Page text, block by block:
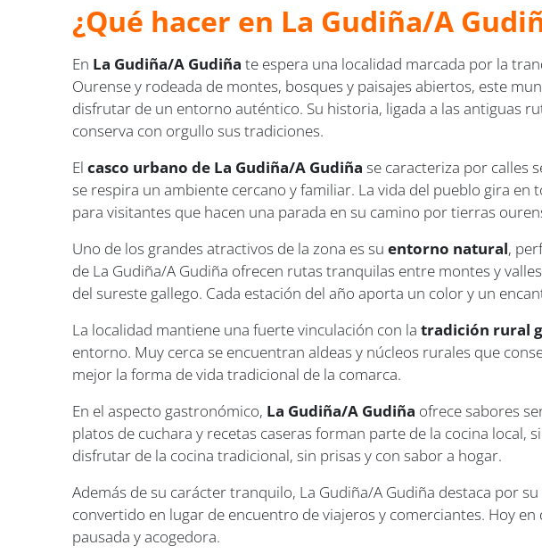
¿Qué hacer en La Gudiña/A
En La Gudiña/A Gudiña te espera una localidad marcada por la
Ourense y rodeada de montes, bosques y paisajes abiertos, este
disfrutar de un entorno auténtico. Su historia, ligada a las antiguas
conserva con orgullo sus tradiciones.
Elcasco urbano de La Gudiña/A Gudiña se caracteriza por calles
se respira un ambiente cercano y familiar. La vida del pueblo gira
para visitantes que hacen una parada en su camino por tierras
Uno de los grandes atractivos de la zona es suentorno natural,
de La Gudiña/A Gudiña ofrecen rutas tranquilas entre montes y
del sureste gallego. Cada estación del año aporta un color y un
La localidad mantiene una fuerte vinculación con latradición rural
entorno. Muy cerca se encuentran aldeas y núcleos rurales que
mejor la forma de vida tradicional de la comarca.
En el aspecto gastronómico, La Gudiña/A Gudiña ofrece sabores
platos de cuchara y recetas caseras forman parte de la cocina
disfrutar de la cocina tradicional, sin prisas y con sabor a hogar.
Además de su carácter tranquilo, La Gudiña/A Gudiña destaca por su
convertido en lugar de encuentro de viajeros y comerciantes. Hoy
pausada y acogedora.